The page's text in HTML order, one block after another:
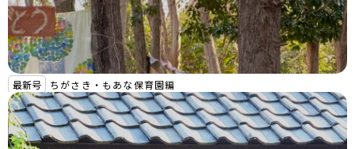
最新号 ちがさき・もあな保育園編